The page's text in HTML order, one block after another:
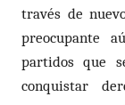
través de
preocupante
partidos que
conquistar